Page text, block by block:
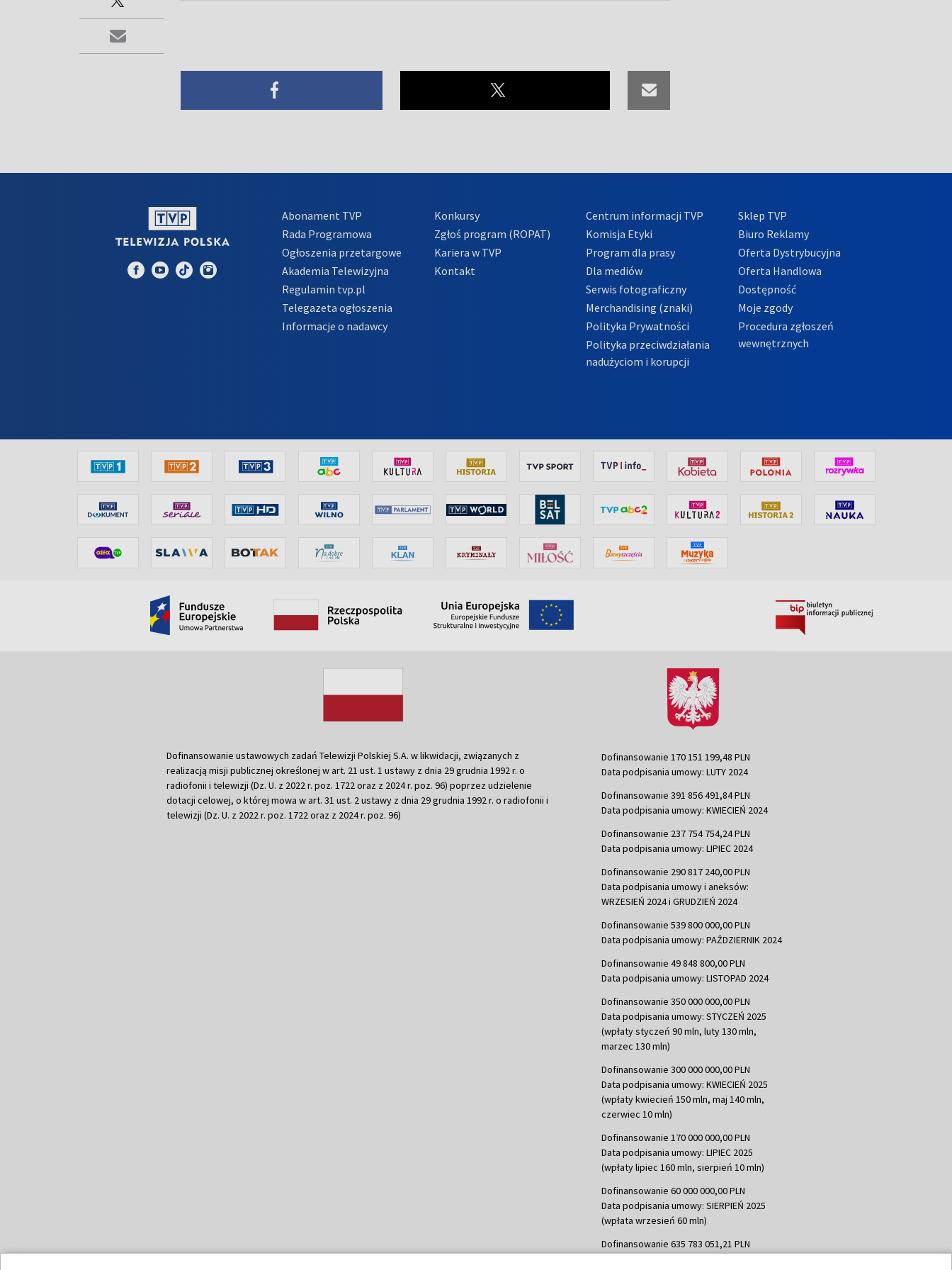
Abonament TVP
Rada Programowa
Ogłoszenia przetargowe
Akademia Telewizyjna
Regulamin tvp.pl
Telegazeta ogłoszenia
Informacje o nadawcy
Konkursy
Zgłoś program (ROPAT)
Kariera w TVP
Kontakt
Centrum informacji TVP
Komisja Etyki
Program dla prasy
Dla mediów
Serwis fotograficzny
Merchandising (znaki)
Polityka Prywatności
Polityka przeciwdziałania
nadużyciom i korupcji
Sklep TVP
Biuro Reklamy
Oferta Dystrybucyjna
Oferta Handlowa
Dostępność
Moje zgody
Procedura zgłoszeń
wewnętrznych
Dofinansowanie ustawowych zadań Telewizji Polskiej S.A. w likwidacji, związanych z
realizacją misji publicznej określonej w art. 21 ust. 1 ustawy z dnia 29 grudnia 1992 r. o
radiofonii i telewizji (Dz. U. z 2022 r. poz. 1722 oraz z 2024 r. poz. 96) poprzez udzielenie
dotacji celowej, o której mowa w art. 31 ust. 2 ustawy z dnia 29 grudnia 1992 r. o radiofonii i
telewizji (Dz. U. z 2022 r. poz. 1722 oraz z 2024 r. poz. 96)
Dofinansowanie 170 151 199,48 PLN
Data podpisania umowy: LUTY 2024
Dofinansowanie 391 856 491,84 PLN
Data podpisania umowy: KWIECIEŃ 2024
Dofinansowanie 237 754 754,24 PLN
Data podpisania umowy: LIPIEC 2024
Dofinansowanie 290 817 240,00 PLN
Data podpisania umowy i aneksów:
WRZESIEŃ 2024 i GRUDZIEŃ 2024
Dofinansowanie 539 800 000,00 PLN
Data podpisania umowy: PAŹDZIERNIK 2024
Dofinansowanie 49 848 800,00 PLN
Data podpisania umowy: LISTOPAD 2024
Dofinansowanie 350 000 000,00 PLN
Data podpisania umowy: STYCZEŃ 2025
(wpłaty styczeń 90 mln, luty 130 mln,
marzec 130 mln)
Dofinansowanie 300 000 000,00 PLN
Data podpisania umowy: KWIECIEŃ 2025
(wpłaty kwiecień 150 mln, maj 140 mln,
czerwiec 10 mln)
Dofinansowanie 170 000 000,00 PLN
Data podpisania umowy: LIPIEC 2025
(wpłaty lipiec 160 mln, sierpień 10 mln)
Dofinansowanie 60 000 000,00 PLN
Data podpisania umowy: SIERPIEŃ 2025
(wpłata wrzesień 60 mln)
Dofinansowanie 635 783 051,21 PLN